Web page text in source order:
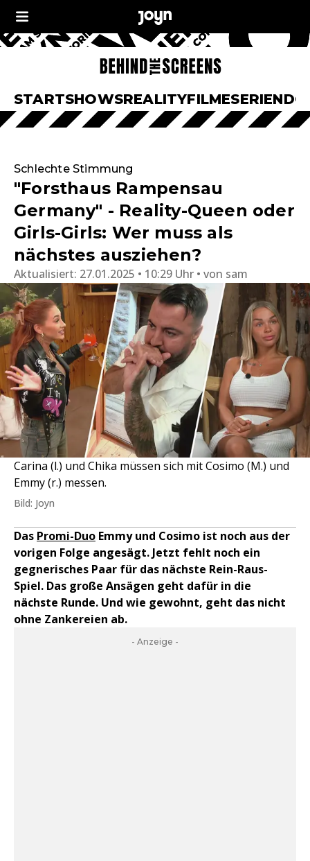
STARTSHOWSREALITYFILMESERIEN
Schlechte Stimmung
"Forsthaus Rampensau
Germany" - Reality-Queen oder
Girls-Girls: Wer muss als
nächstes ausziehen?
Aktualisiert: 27.01.2025 • 10:29 Uhr von sam
Carina (l.) und Chika müssen sich mit Cosimo (M.) und
Emmy (r.) messen.
Bild: Joyn
Das Promi-Duo Emmy und Cosimo ist noch aus der
vorigen Folge angesägt. Jetzt fehlt noch ein
gegnerisches Paar für das nächste Rein-Raus-
Spiel. Das große Ansägen geht dafür in die
nächste Runde. Und wie gewohnt, geht das nicht
ohne Zankereien ab.
- Anzeige -